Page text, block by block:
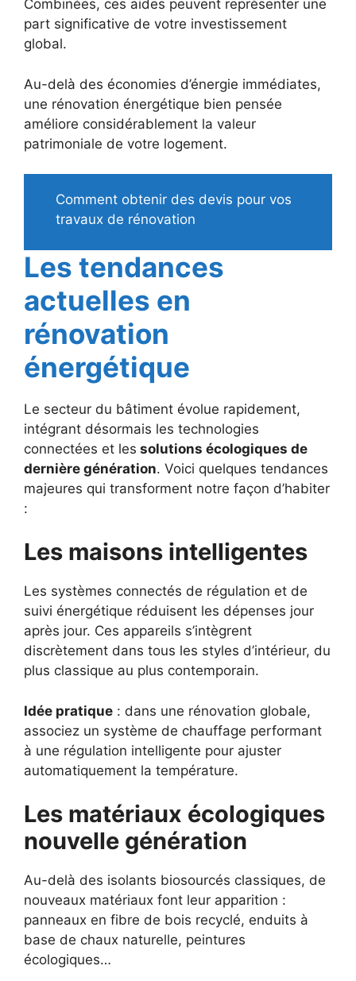
Combinées, ces aides peuvent représenter une
part significative de votre investissement
global.
Au-delà des économies d’énergie immédiates,
une rénovation énergétique bien pensée
améliore considérablement la valeur
patrimoniale de votre logement.
Comment obtenir des devis pour vos
travaux de rénovation
Les tendances
actuelles en
rénovation
énergétique
Le secteur du bâtiment évolue rapidement,
intégrant désormais les technologies
connectées et les solutions écologiques de
dernière génération. Voici quelques tendances
majeures qui transforment notre façon d’habiter
:
Les maisons intelligentes
Les systèmes connectés de régulation et de
suivi énergétique réduisent les dépenses jour
après jour. Ces appareils s’intègrent
discrètement dans tous les styles d’intérieur, du
plus classique au plus contemporain.
Idée pratique : dans une rénovation globale,
associez un système de chauffage performant
à une régulation intelligente pour ajuster
automatiquement la température.
Les matériaux écologiques
nouvelle génération
Au-delà des isolants biosourcés classiques, de
nouveaux matériaux font leur apparition :
panneaux en fibre de bois recyclé, enduits à
base de chaux naturelle, peintures
écologiques…